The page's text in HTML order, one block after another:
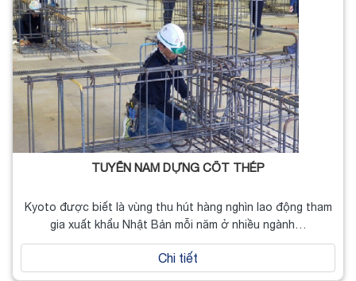
TUYỂN NAM DỰNG CỐT THÉP
Kyoto được biết là vùng thu hút hàng nghìn lao động tham
gia xuất khẩu Nhật Bản mỗi năm ở nhiều ngành…
Chi tiết